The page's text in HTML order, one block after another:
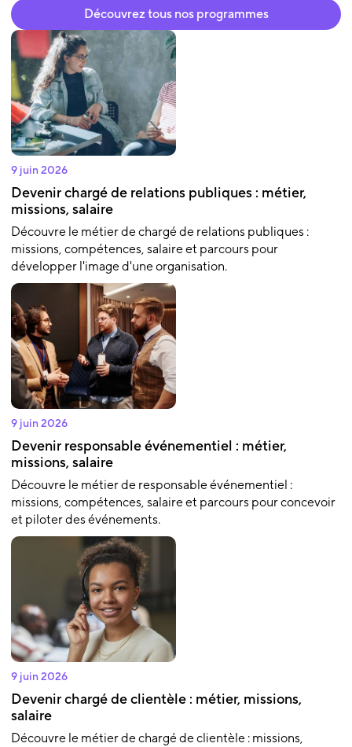
Découvrez tous nos programmes
9 juin 2026
Devenir chargé de relations publiques : métier,
missions, salaire
Découvre le métier de chargé de relations publiques :
missions, compétences, salaire et parcours pour
développer l'image d'une organisation.
9 juin 2026
Devenir responsable événementiel : métier,
missions, salaire
Découvre le métier de responsable événementiel :
missions, compétences, salaire et parcours pour concevoir
et piloter des événements.
9 juin 2026
Devenir chargé de clientèle : métier, missions,
salaire
Découvre le métier de chargé de clientèle : missions,